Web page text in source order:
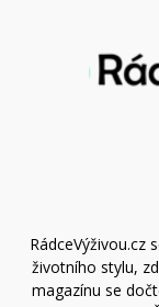
RádceVýživou.cz
životního stylu,
magazínu se